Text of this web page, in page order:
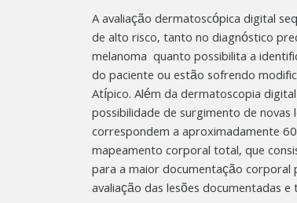
A avaliação dermatoscópica digital
de alto risco, tanto no diagnóstico
melanoma quanto possibilita a
do paciente ou estão sofrendo
Atípico. Além da dermatoscopia
possibilidade de surgimento de novas
correspondem a aproximadamente
mapeamento corporal total, que
para a maior documentação corporal
avaliação das lesões documentadas